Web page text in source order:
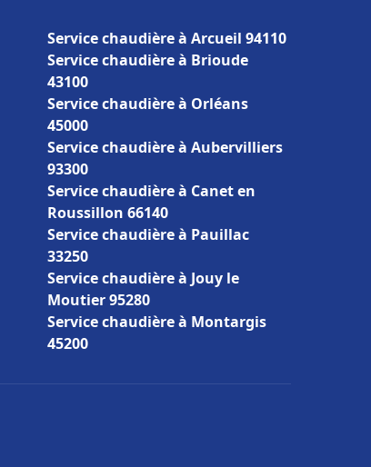
Service chaudière à Arcueil 94110
Service chaudière à Brioude
43100
Service chaudière à Orléans
45000
Service chaudière à Aubervilliers
93300
Service chaudière à Canet en
Roussillon 66140
Service chaudière à Pauillac
33250
Service chaudière à Jouy le
Moutier 95280
Service chaudière à Montargis
45200